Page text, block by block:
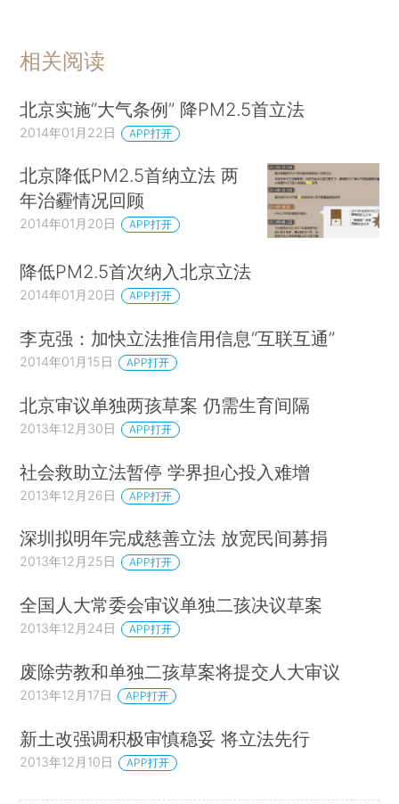
相关阅读
北京实施“大气条例” 降PM2.5首立法
2014年01月22日 APP打开
北京降低PM2.5首纳立法 两
年治霾情况回顾
2014年01月20日 APP打开
降低PM2.5首次纳入北京立法
2014年01月20日 APP打开
李克强：加快立法推信用信息“互联互通”
2014年01月15日 APP打开
北京审议单独两孩草案 仍需生育间隔
2013年12月30日 APP打开
社会救助立法暂停 学界担心投入难增
2013年12月26日 APP打开
深圳拟明年完成慈善立法 放宽民间募捐
2013年12月25日 APP打开
全国人大常委会审议单独二孩决议草案
2013年12月24日 APP打开
废除劳教和单独二孩草案将提交人大审议
2013年12月17日 APP打开
新土改强调积极审慎稳妥 将立法先行
2013年12月10日 APP打开